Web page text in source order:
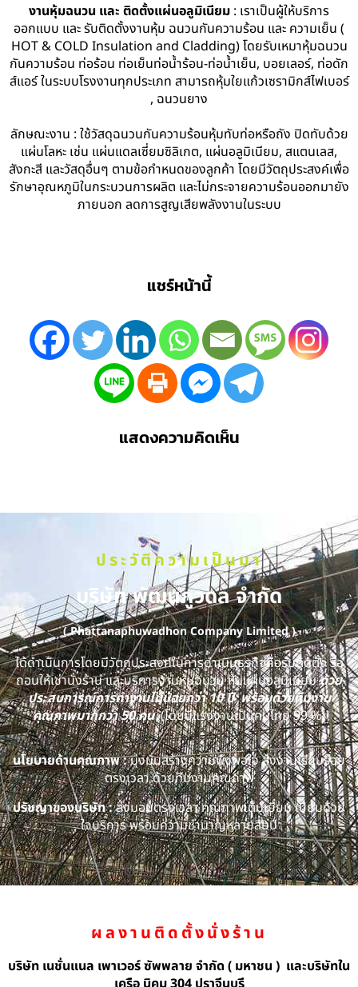
งานหุ้มฉนวน และ ติดตั้งแผ่นอลูมิเนียม : เราเป็นผู้ให้บริการ
ออกแบบ และ รับติดตั้งงานหุ้ม ฉนวนกันความร้อน และ ความเย็น (
HOT & COLD Insulation and Cladding) โดยรับเหมาหุ้มฉนวน
กันความร้อน ท่อร้อน ท่อเย็นท่อน้ำร้อน-ท่อน้ำเย็น, บอยเลอร์, ท่อดัก
ส์แอร์ ในระบบโรงงานทุกประเภท สามารถหุ้มใยแก้วเซรามิกส์ไฟเบอร์
, ฉนวนยาง
ลักษณะงาน : ใช้วัสดุฉนวนกันความร้อนหุ้มทับท่อหรือถัง ปิดทับด้วย
แผ่นโลหะ เช่น แผ่นแดลเซี่ยมซิลิเกต, แผ่นอลูมิเนียม, สแตนเลส,
สังกะสี และวัสดุอื่นๆ ตามข้อกำหนดของลูกค้า โดยมีวัตถุประสงค์เพื่อ
รักษาอุณหภูมิในกระบวนการผลิต และไม่กระจายความร้อนออกมายัง
ภายนอก ลดการสูญเสียพลังงานในระบบ
แชร์หน้านี้
แสดงความคิดเห็น
ประวัติความเป็นมา
บริษัท พัฒนภูวดล จำกัด
( Phattanaphuwadhon Company Limited )
ได้ดำเนินการโดยมีวัตถุประสงค์ในการดำเนินธุรกิจคือรับติดตั้ง รื้อ
ถอนให้เช่านั่งร้าน และบริการงานหุ้มฉนวน หุ้มแผ่นอลูมิเนียมด้วย
ประสบการณ์การทำงานไม่น้อยกว่า 10 ปี พร้อมด้วยทีมงาน
คุณภาพมากกว่า 50 คน(โดยมีแรงงานเป็นคนไทย 99 %)
นโยบายด้านคุณภาพ :มุ่งมั่นสร้างความพึงพอใจ ส่งงานเรียบร้อย
ตรงเวลา ด้วยทีมงานคุณภาพ
ปรัชญาของบริษัท :ส่งมอบตรงเวลา คุณภาพเต็มเยี่ยม เปี่ยมด้วย
ใจบริการ พร้อมความชำนาญหลายสิบปี
ผลงานติดตั้งนั่งร้าน
บริษัท เนชั่นแนล เพาเวอร์ ซัพพลาย จำกัด ( มหาชน ) และบริษัทใน